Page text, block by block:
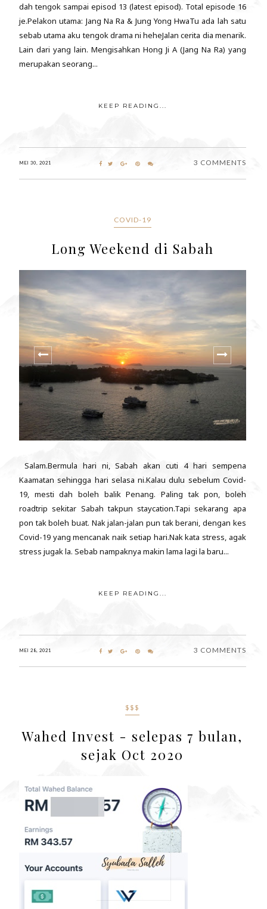
dah tengok sampai episod 13 (latest episod). Total episode 16
je.Pelakon utama: Jang Na Ra & Jung Yong HwaTu ada lah satu
sebab utama aku tengok drama ni heheJalan cerita dia menarik.
Lain dari yang lain. Mengisahkan Hong Ji A (Jang Na Ra) yang
merupakan seorang...
KEEP READING...
MEI 30, 2021 3 COMMENTS
COVID-19
Long Weekend di Sabah
Salam.Bermula hari ni, Sabah akan cuti 4 hari sempena
Kaamatan sehingga hari selasa ni.Kalau dulu sebelum Covid-
19, mesti dah boleh balik Penang. Paling tak pon, boleh
roadtrip sekitar Sabah takpun staycation.Tapi sekarang apa
pon tak boleh buat. Nak jalan-jalan pun tak berani, dengan kes
Covid-19 yang mencanak naik setiap hari.Nak kata stress, agak
stress jugak la. Sebab nampaknya makin lama lagi la baru...
KEEP READING...
MEI 28, 2021 3 COMMENTS
$$$
Wahed Invest - selepas 7 bulan,
sejak Oct 2020